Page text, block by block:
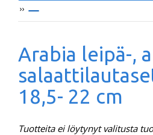
››
Arabia leipä-,
18,5- 22 cm
Tuotteita ei löytynyt valitusta